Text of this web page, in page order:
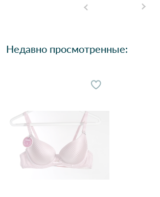
Недавно просмотренные: